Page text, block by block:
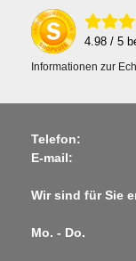
4.98 / 5
Informationen zur
Telefon:
E-mail:
Wir sind für Sie
Mo. - Do.